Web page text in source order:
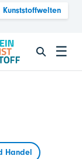
Kunststoffwelten
☰
Handel